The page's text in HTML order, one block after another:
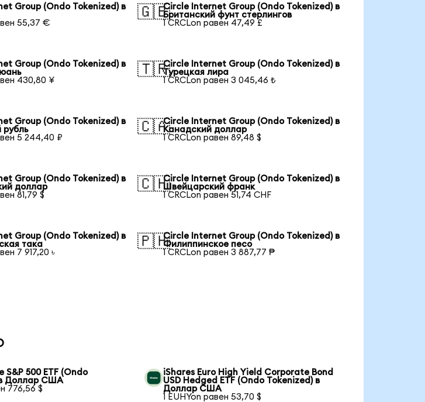
Group (Ondo Tokenized) в
55,37 €
🇬🇧Circle Internet Group (Ondo Tokenized) в
Британский фунт стерлингов
1 CRCLon равен 47,49 £
Group (Ondo Tokenized) в
430,80 ¥
🇹🇷Circle Internet Group (Ondo Tokenized) в
Турецкая лира
1 CRCLon равен 3 045,46 ₺
Group (Ondo Tokenized) в
рубль
5 244,40 ₽
🇨🇦Circle Internet Group (Ondo Tokenized) в
Канадский доллар
1 CRCLon равен 89,48 $
Group (Ondo Tokenized) в
доллар
81,79 $
🇨🇭Circle Internet Group (Ondo Tokenized) в
Швейцарский франк
1 CRCLon равен 51,74 CHF
Group (Ondo Tokenized) в
така
7 917,20 ৳
🇵🇭Circle Internet Group (Ondo Tokenized) в
Филиппинское песо
1 CRCLon равен 3 887,77 ₱
S&P 500 ETF (Ondo
Доллар США
776,56 $
iShares Euro High Yield Corporate Bond
USD Hedged ETF (Ondo Tokenized) в
Доллар США
1 EUHYon равен 53,70 $